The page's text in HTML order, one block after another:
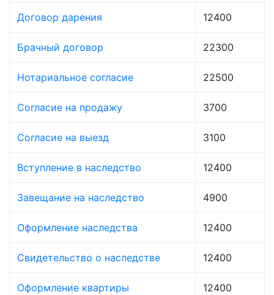
Договор дарения 12400
Брачный договор 22300
Нотариальное согласие 22500
Согласие на продажу 3700
Согласие на выезд 3100
Вступление в наследство 12400
Завещание на наследство 4900
Оформление наследства 12400
Свидетельство о наследстве 12400
Оформление квартиры 12400